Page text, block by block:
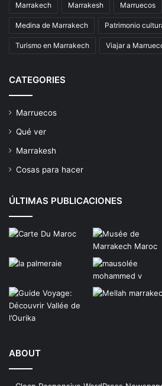
Marrakech Marrakesh Marruecos
Medina de Marrakech Patrimonio
Turismo en Marrakech Viajar a
CATEGORIES
Marruecos
Qué ver
Marrakesh
Cosas para hacer
ÚLTIMAS PUBLICACIONES
ABOUT